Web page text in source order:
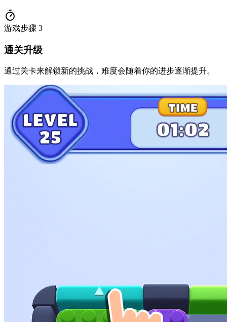
游戏步骤 3
通关升级
通过关卡来解锁新的挑战，难度会随着你的进步逐渐提升。